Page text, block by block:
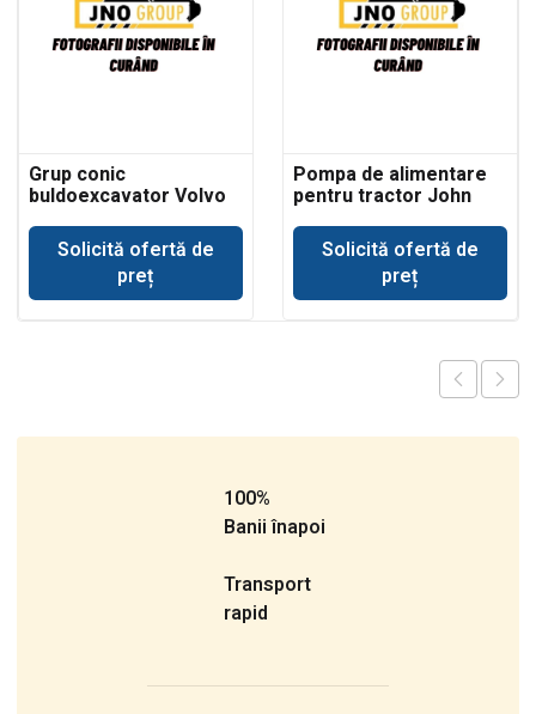
Grup conic
buldoexcavator Volvo
Solicită ofertă de
preț
Pompa de alimentare
pentru tractor John
Solicită ofertă de
preț
100%
Banii înapoi
Transport
rapid